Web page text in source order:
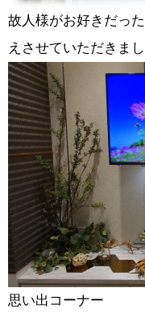
故人様がお好きだっ
えさせていただきまし
思い出コーナー